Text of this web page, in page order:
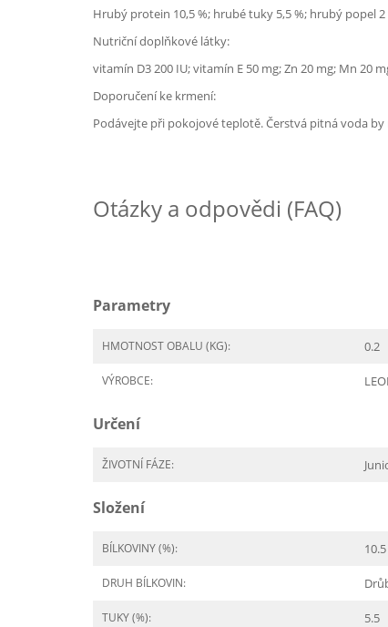
Hrubý protein 10,5 %; hrubé tuky 5,5 %; hrubý popel
Nutriční doplňkové látky:
vitamín D3 200 IU; vitamín E 50 mg; Zn 20 mg; Mn 20
Doporučení ke krmení:
Podávejte při pokojové teplotě. Čerstvá pitná voda
Otázky a odpovědi (FAQ)
Parametry
HMOTNOST OBALU (KG): 0.2
VÝROBCE:
Určení
ŽIVOTNÍ FÁZE:
Složení
BÍLKOVINY (%): 10.5
DRUH BÍLKOVIN:
TUKY (%): 5.5